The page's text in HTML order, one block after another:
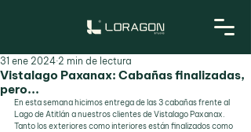
Vistalago Paxanax: Cabañas finalizadas,
pero...
31 ene 2024 2 min de lectura
En esta semana hicimos entrega de las 3 cabañas frente al
Lago de Atitlán a nuestros clientes de Vistalago Paxanax.
Tanto los exteriores como interiores están finalizados como